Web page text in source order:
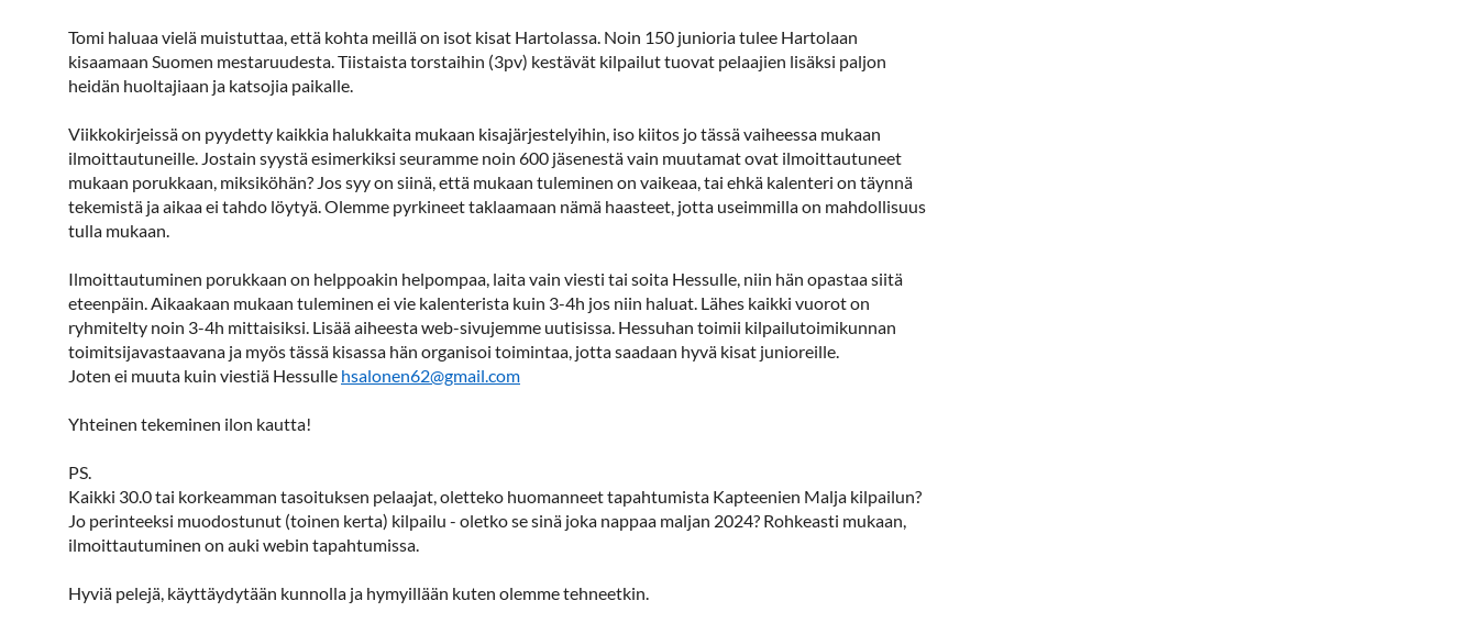
Tomi haluaa vielä muistuttaa, että kohta meillä on isot kisat Hartolassa. Noin 150 junioria tulee Hartolaan
kisaamaan Suomen mestaruudesta. Tiistaista torstaihin (3pv) kestävät kilpailut tuovat pelaajien lisäksi paljon
heidän huoltajiaan ja katsojia paikalle.
Viikkokirjeissä on pyydetty kaikkia halukkaita mukaan kisajärjestelyihin, iso kiitos jo tässä vaiheessa mukaan
ilmoittautuneille. Jostain syystä esimerkiksi seuramme noin 600 jäsenestä vain muutamat ovat ilmoittautuneet
mukaan porukkaan, miksiköhän? Jos syy on siinä, että mukaan tuleminen on vaikeaa, tai ehkä kalenteri on täynnä
tekemistä ja aikaa ei tahdo löytyä. Olemme pyrkineet taklaamaan nämä haasteet, jotta useimmilla on mahdollisuus
tulla mukaan.
Ilmoittautuminen porukkaan on helppoakin helpompaa, laita vain viesti tai soita Hessulle, niin hän opastaa siitä
eteenpäin. Aikaakaan mukaan tuleminen ei vie kalenterista kuin 3-4h jos niin haluat. Lähes kaikki vuorot on
ryhmitelty noin 3-4h mittaisiksi. Lisää aiheesta web-sivujemme uutisissa. Hessuhan toimii kilpailutoimikunnan
toimitsijavastaavana ja myös tässä kisassa hän organisoi toimintaa, jotta saadaan hyvä kisat junioreille.
Joten ei muuta kuin viestiä Hessulle hsalonen62@gmail.com
Yhteinen tekeminen ilon kautta!
PS.
Kaikki 30.0 tai korkeamman tasoituksen pelaajat, oletteko huomanneet tapahtumista Kapteenien Malja kilpailun?
Jo perinteeksi muodostunut (toinen kerta) kilpailu - oletko se sinä joka nappaa maljan 2024? Rohkeasti mukaan,
ilmoittautuminen on auki webin tapahtumissa.
Hyviä pelejä, käyttäydytään kunnolla ja hymyillään kuten olemme tehneetkin.